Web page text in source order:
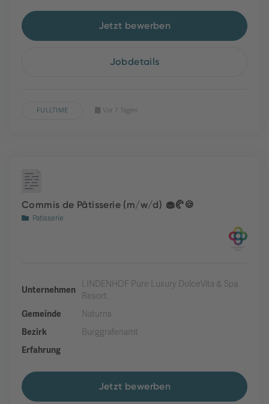
Jetzt bewerben
Jobdetails
FULLTIME Vor 7 Tagen
Commis de Pâtisserie (m/w/d) 🧁🥐🍪
Patisserie
Unternehmen
LINDENHOF Pure Luxury DolceVita & Spa
Resort
Gemeinde
Naturns
Bezirk
Burggrafenamt
Erfahrung
Jetzt bewerben